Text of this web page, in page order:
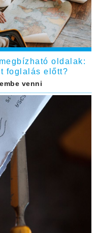
oldalak:
foglalás előtt?
venni